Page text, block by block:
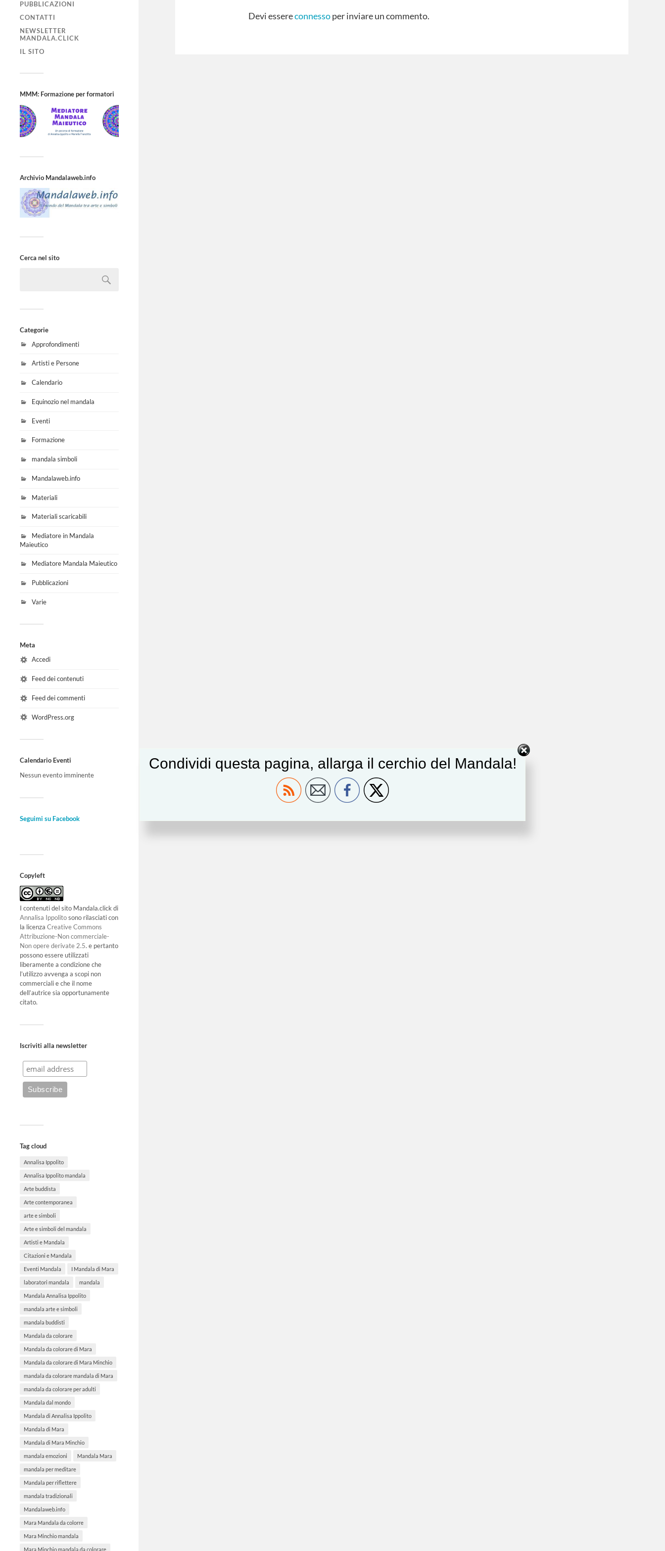
PUBBLICAZIONI
CONTATTI
NEWSLETTER
MANDALA.CLICK
IL SITO
MMM: Formazione per formatori
Archivio Mandalaweb.info
Cerca nel sito
Categorie
Approfondimenti
Artisti e Persone
Calendario
Equinozio nel mandala
Eventi
Formazione
mandala simboli
Mandalaweb.info
Materiali
Materiali scaricabili
Mediatore in Mandala
Maieutico
Mediatore Mandala Maieutico
Pubblicazioni
Varie
Meta
Accedi
Feed dei contenuti
Feed dei commenti
WordPress.org
Calendario Eventi
Nessun evento imminente
Seguimi su Facebook
Copyleft
I contenuti del sito Mandala.click di
Annalisa Ippolitosono rilasciati con
la licenza Creative Commons
Attribuzione-Non commerciale-
Non opere derivate 2.5. e pertanto
possono essere utilizzati
liberamente a condizione che
l’utilizzo avvenga a scopi non
commerciali e che il nome
dell’autrice sia opportunamente
citato.
Iscriviti alla newsletter
Tag cloud
Annalisa Ippolito
Annalisa Ippolito mandala
Arte buddista
Arte contemporanea
arte e simboli
Arte e simboli del mandala
Artisti e Mandala
Citazioni e Mandala
Eventi Mandala I Mandala di Mara
laboratori mandala mandala
Mandala Annalisa Ippolito
mandala arte e simboli
mandala buddisti
Mandala da colorare
Mandala da colorare di Mara
Mandala da colorare di Mara Minchio
mandala da colorare mandala di Mara
mandala da colorare per adulti
Mandala dal mondo
Mandala di Annalisa Ippolito
Mandala di Mara
Mandala di Mara Minchio
mandala emozioni Mandala Mara
mandala per meditare
Mandala per riflettere
mandala tradizionali
Mandalaweb.info
Mara Mandala da colorre
Mara Minchio mandala
Mara Minchio mandala da colorare
Devi essereconnessoper inviare un commento.
Condividi questa pagina, allarga il cerchio del Mandala!